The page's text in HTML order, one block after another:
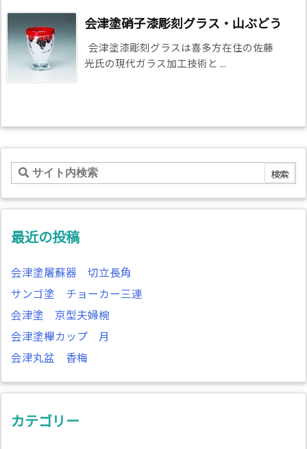
会津塗硝子漆彫刻グラス・山ぶどう
会津塗漆彫刻グラスは喜多方在住の佐藤
光氏の現代ガラス加工技術と ...
最近の投稿
会津塗屠蘇器 切立長角
サンゴ塗 チョーカー三連
会津塗 京型夫婦椀
会津塗欅カップ 月
会津丸盆 香梅
カテゴリー